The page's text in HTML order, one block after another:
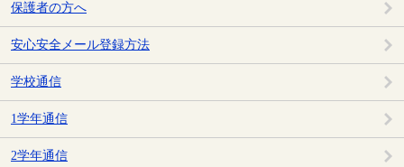
保護者の方へ
安心安全メール登録方法
学校通信
1学年通信
2学年通信